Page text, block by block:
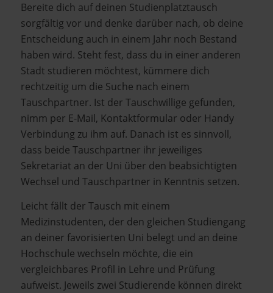
Bereite dich auf deinen Studienplatztausch
sorgfältig vor und denke darüber nach, ob deine
Entscheidung auch in einem Jahr noch Bestand
haben wird. Steht fest, dass du in einer anderen
Stadt studieren möchtest, kümmere dich
rechtzeitig um die Suche nach einem
Tauschpartner. Ist der Tauschwillige gefunden,
nimm per E-Mail, Kontaktformular oder Handy
Verbindung zu ihm auf. Danach ist es sinnvoll,
dass beide Tauschpartner ihr jeweiliges
Sekretariat an der Uni über den beabsichtigten
Wechsel und Tauschpartner in Kenntnis setzen.
Leicht fällt der Tausch mit einem
Medizinstudenten, der den gleichen Studiengang
an deiner favorisierten Uni belegt und an deine
Hochschule wechseln möchte, die ein
vergleichbares Profil in Lehre und Prüfung
aufweist. Jeweils zwei Studierende können direkt